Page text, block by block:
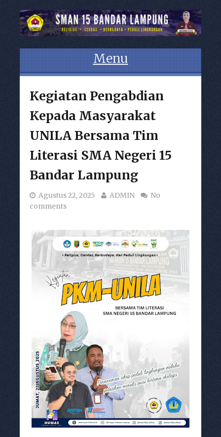
Menu
Kegiatan Pengabdian
Kepada Masyarakat
UNILA Bersama Tim
Literasi SMA Negeri 15
Bandar Lampung
Agustus 22, 2025 ADMIN
No
comments